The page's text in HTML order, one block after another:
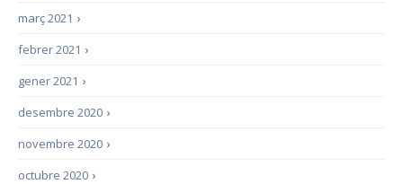
›
març 2021
›
febrer 2021
›
gener 2021
›
desembre 2020
›
novembre 2020
›
octubre 2020